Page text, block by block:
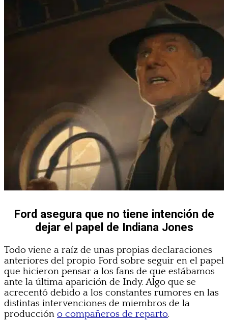
Ford asegura que no tiene intención de
dejar el papel de Indiana Jones
Todo viene a raíz de unas propias declaraciones
anteriores del propio Ford sobre seguir en el papel
que hicieron pensar a los fans de que estábamos
ante la última aparición de Indy. Algo que se
acrecentó debido a los constantes rumores en las
distintas intervenciones de miembros de la
producción o compañeros de reparto.